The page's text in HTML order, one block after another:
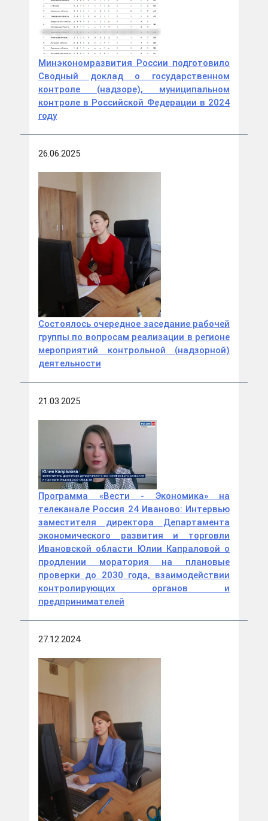
Минэкономразвития России подготовило
Сводный доклад о государственном
контроле (надзоре), муниципальном
контроле в Российской Федерации в 2024
году
26.06.2025
Состоялось очередное заседание рабочей
группы по вопросам реализации в регионе
мероприятий контрольной (надзорной)
деятельности
21.03.2025
Программа «Вести - Экономика» на
телеканале Россия 24 Иваново: Интервью
заместителя директора Департамента
экономического развития и торговли
Ивановской области Юлии Капраловой о
продлении моратория на плановые
проверки до 2030 года, взаимодействии
контролирующих органов и
предпринимателей
27.12.2024